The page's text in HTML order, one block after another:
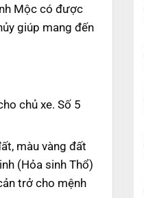
Mộc có được
giúp mang đến
chủ xe. Số 5
màu vàng đất
(Hỏa sinh Thổ)
trở cho mệnh